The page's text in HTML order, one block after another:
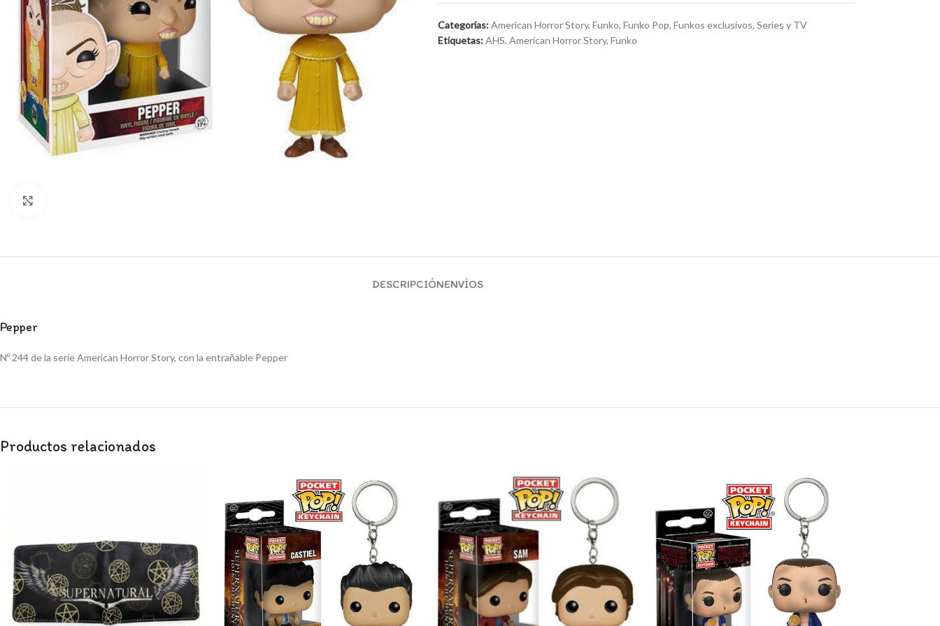
Categorías:American Horror Story, Funko, Funko Pop, Funkos exclusivos, Series y TV
Etiquetas:AHS, American Horror Story, Funko
DESCRIPCIÓNENVÍOS
Pepper
Nº 244 de la serie American Horror Story, con la entrañable Pepper
Productos relacionados